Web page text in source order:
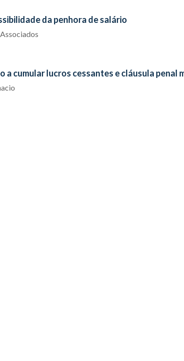
da penhora de salário
a cumular lucros cessantes e cláusula penal